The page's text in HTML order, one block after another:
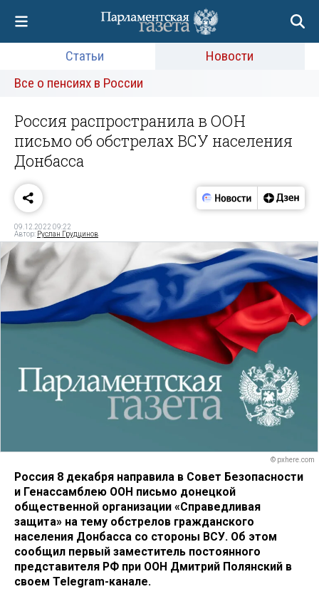
Статьи
Новости
Все о пенсиях в России
Россия распространила в ООН
письмо об обстрелах ВСУ населения
Донбасса
09.12.2022 09:22
Автор: Руслан Грудцинов
© pxhere.com
Россия 8 декабря направила в Совет Безопасности
и Генассамблею ООН письмо донецкой
общественной организации «Справедливая
защита» на тему обстрелов гражданского
населения Донбасса со стороны ВСУ. Об этом
сообщил первый заместитель постоянного
представителя РФ при ООН Дмитрий Полянский в
своем Telegram-канале.